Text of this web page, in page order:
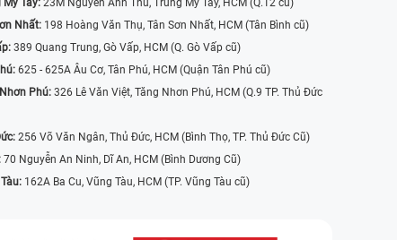
Nhất: 198 Hoàng Văn Thụ, Tân Sơn Nhất, HCM (Tân Bình cũ)
389 Quang Trung, Gò Vấp, HCM (Q. Gò Vấp cũ)
625 - 625A Âu Cơ, Tân Phú, HCM (Quận Tân Phú cũ)
Phú: 326 Lê Văn Việt, Tăng Nhơn Phú, HCM (Q.9 TP. Thủ Đức
256 Võ Văn Ngân, Thủ Đức, HCM (Bình Thọ, TP. Thủ Đức Cũ)
70 Nguyễn An Ninh, Dĩ An, HCM (Bình Dương Cũ)
162A Ba Cu, Vũng Tàu, HCM (TP. Vũng Tàu cũ)